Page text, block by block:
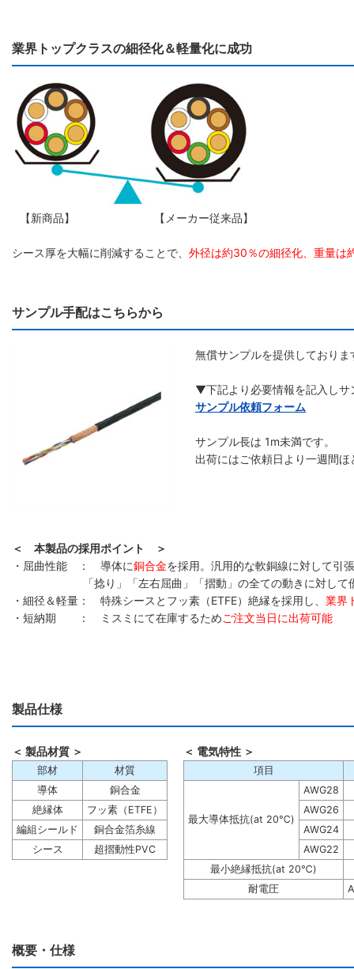
業界トップクラスの細径化＆軽量化に成功
【新商品】 【メーカー従来品】
シース厚を大幅に削減することで、 外径は約30％の細径化、重量は
サンプル手配はこちらから
無償サンプルを提供しており
▼下記より必要情報を記入しサ
サンプル依頼フォーム
サンプル長は 1m未満です。
出荷にはご依頼日より一週間
＜ 本製品の採用ポイント ＞
・屈曲性能 ： 導体に銅合金を採用。汎用的な軟銅線に対して引
「捻り」「左右屈曲」「摺動」の全ての動きに対し
・細径＆軽量： 特殊シースとフッ素（ETFE）絶縁を採用し、 業界
・短納期 ： ミスミにて在庫するためご注文当日に出荷可能
製品仕様
＜ 製品材質 ＞
部材
材質
導体
銅合金
絶縁体
フッ素（ETFE）
編組シールド
銅合金箔糸線
シース
超摺動性PVC
＜ 電気特性 ＞
項目
最大導体抵抗(at 20℃)
AWG28
AWG26
AWG24
AWG22
最小絶縁抵抗(at 20℃)
耐電圧
概要・仕様